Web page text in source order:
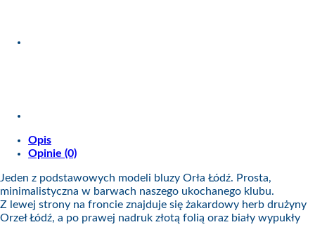
Opis
Opinie (0)
Jeden z podstawowych modeli bluzy Orła Łódź. Prosta,
minimalistyczna w barwach naszego ukochanego klubu.
Z lewej strony na froncie znajduje się żakardowy herb drużyny
Orzeł Łódź, a po prawej nadruk złotą folią oraz biały wypukły